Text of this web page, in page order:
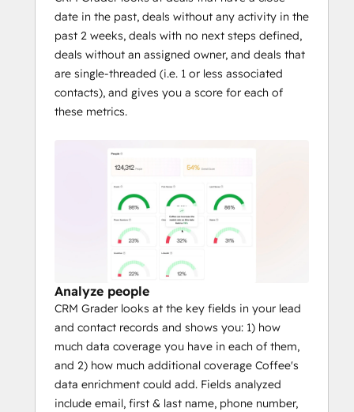
date in the past, deals without any activity in the
past 2 weeks, deals with no next steps defined,
deals without an assigned owner, and deals that
are single-threaded (i.e. 1 or less associated
contacts), and gives you a score for each of
these metrics.
Analyze people
CRM Grader looks at the key fields in your lead
and contact records and shows you: 1) how
much data coverage you have in each of them,
and 2) how much additional coverage Coffee's
data enrichment could add. Fields analyzed
include email, first & last name, phone number,